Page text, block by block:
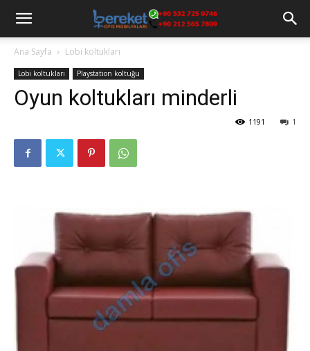
Ana Sayfa Lobi koltukları
Lobi koltukları Playstation koltuğu
Oyun koltukları minderli
1
1191